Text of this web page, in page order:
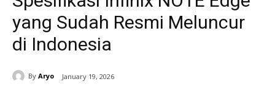
yang Sudah Resmi Meluncur
di Indonesia
By Aryo January 19, 2026